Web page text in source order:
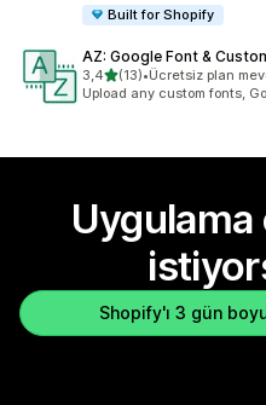
Built for Shopify
AZ: Google Font &
3,45 yıldız üzerinden
(13)
toplam 13 değerlendirme
•Ücretsiz plan
Upload any custom fonts,
Shopify'ı 3 gün